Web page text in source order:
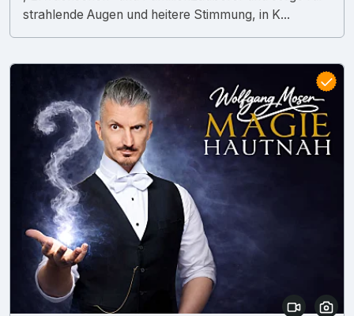
strahlende Augen und heitere Stimmung, in K...